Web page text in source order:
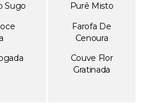
Sugo
Purê Misto
Farofa De
Cenoura
Couve Flor
Gratinada